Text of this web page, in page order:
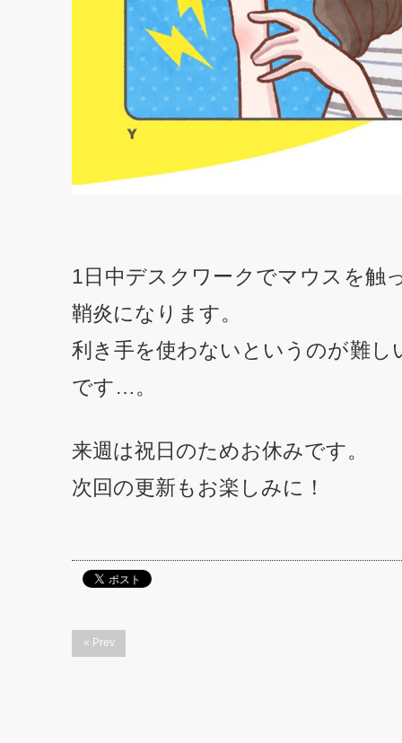
1日中デスクワークでマウスを触
鞘炎になります。
利き手を使わないというのが難し
です…。
来週は祝日のためお休みです。
次回の更新もお楽しみに！
« Prev